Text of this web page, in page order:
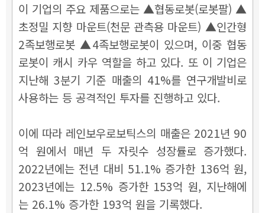
이 기업의 주요 제품으로는 ▲협동로봇(로봇팔) ▲
초정밀 지향 마운트(천문 관측용 마운트) ▲인간형
2족보행로봇 ▲4족보행로봇이 있으며, 이중 협동
로봇이 캐시 카우 역할을 하고 있다. 또 이 기업은
지난해 3분기 기준 매출의 41%를 연구개발비로
사용하는 등 공격적인 투자를 진행하고 있다.
이에 따라 레인보우로보틱스의 매출은 2021년 90
억 원에서 매년 두 자릿수 성장률로 증가했다.
2022년에는 전년 대비 51.1% 증가한 136억 원,
2023년에는 12.5% 증가한 153억 원, 지난해에
는 26.1% 증가한 193억 원을 기록했다.